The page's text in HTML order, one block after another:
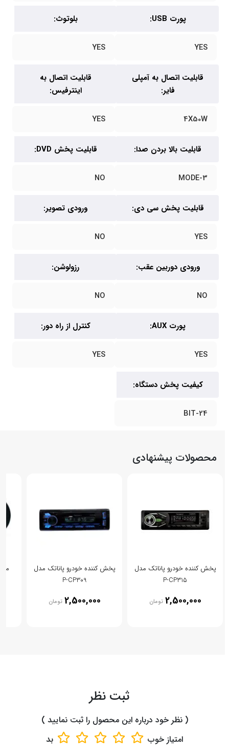
پورت USB:
YES
بلوتوث:
YES
قابلیت اتصال به آمپلی
فایر:
4X50W
قابلیت اتصال به
اینترفیس:
YES
قابلیت بالا بردن صدا:
3-MODE
قابلیت پخش DVD:
NO
قابلیت پخش سی دی:
YES
ورودی تصویر:
NO
ورودی دوربین عقب:
NO
رزولوشن:
NO
پورت AUX:
YES
کنترل از راه دور:
YES
کیفیت پخش دستگاه:
24-BIT
محصولات پیشنهادی
پخش کننده خودرو پاناتک مدل
P-CP315
2,500,000 تومان
پخش کننده خودرو پاناتک مدل
P-CP309
2,500,000 تومان
ثبت نظر
( نظر خود درباره این محصول را ثبت نمایید )
امتیاز خوب بد